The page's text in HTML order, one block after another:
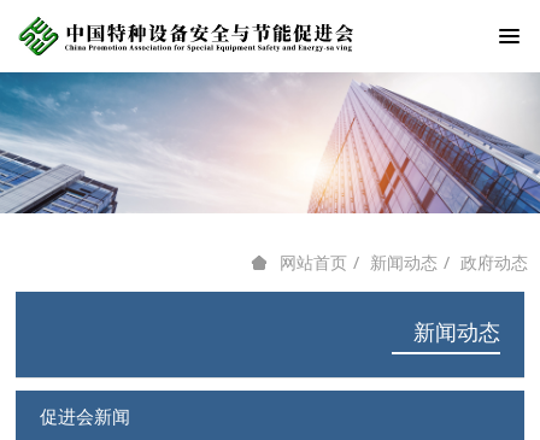
新闻动态
促进会新闻
网站首页 新闻动态 政府动态